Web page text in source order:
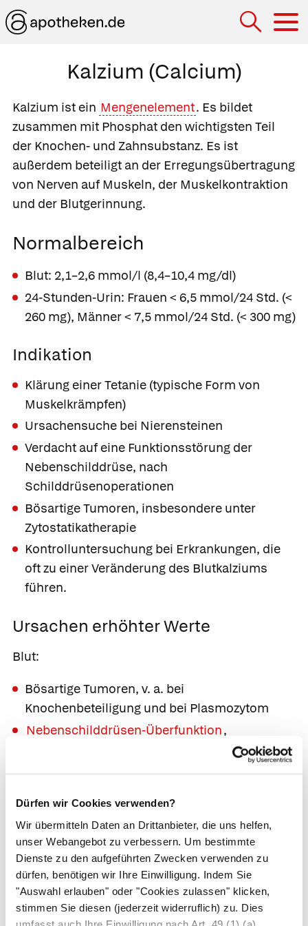
Dürfen wir Cookies verwenden?
Wir übermitteln Daten an Drittanbieter, die uns helfen,
unser Webangebot zu verbessern. Um bestimmte
Dienste zu den aufgeführten Zwecken verwenden zu
dürfen, benötigen wir Ihre Einwilligung. Indem Sie
"Auswahl erlauben" oder "Cookies zulassen" klicken,
stimmen Sie diesen (jederzeit widerruflich) zu. Dies
Kalzium (Calcium)
Kalzium ist ein Mengenelement. Es bildet
zusammen mit Phosphat den wichtigsten Teil
der Knochen- und Zahnsubstanz. Es ist
außerdem beteiligt an der Erregungsübertragung
von Nerven auf Muskeln, der Muskelkontraktion
und der Blutgerinnung.
Normalbereich
Blut: 2,1–2,6 mmol/l (8,4–10,4 mg/dl)
24-Stunden-Urin: Frauen < 6,5 mmol/24 Std. (<
260 mg), Männer < 7,5 mmol/24 Std. (< 300 mg)
Indikation
Klärung einer Tetanie (typische Form von
Muskelkrämpfen)
Ursachensuche bei Nierensteinen
Verdacht auf eine Funktionsstörung der
Nebenschilddrüse, nach
Schilddrüsenoperationen
Bösartige Tumoren, insbesondere unter
Zytostatikatherapie
Kontrolluntersuchung bei Erkrankungen, die
oft zu einer Veränderung des Blutkalziums
führen.
Ursachen erhöhter Werte
Blut:
Bösartige Tumoren, v. a. bei
Knochenbeteiligung und bei Plasmozytom
Nebenschilddrüsen-Überfunktion,
Lange Bettlägerigkeit
Einige Medikamente, z. B. bestimmte Diuretika
(harntreibende Medikamente)
Sarkoidose.
Urin: